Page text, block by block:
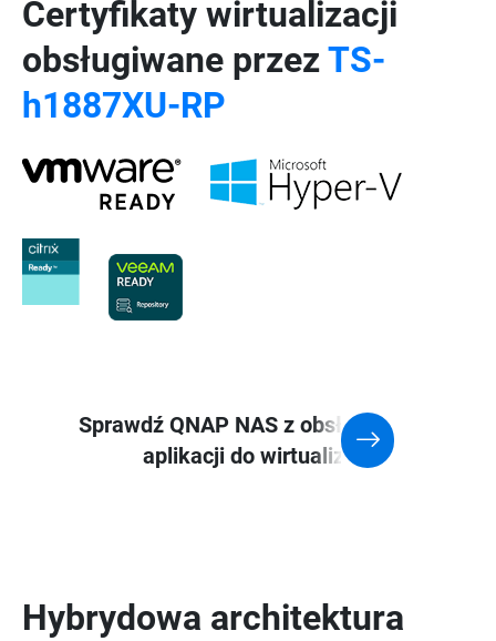
Certyfikaty wirtualizacji
obsługiwane przezTS-
h1887XU-RP
Sprawdź QNAP NAS z obsługą
aplikacji do wirtualizacji
Hybrydowa architektura